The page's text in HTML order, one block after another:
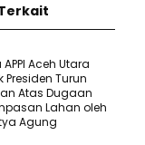
Aceh Utara
Presiden Turun
Atas Dugaan
Lahan oleh
Agung